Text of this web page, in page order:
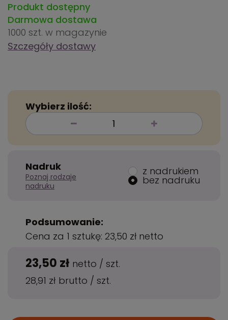
Produkt dostępny
Darmowa dostawa
1000 szt. w magazynie
Szczegóły dostawy
Wybierz ilość:
Nadruk
Poznaj rodzaje
nadruku
z nadrukiem
bez nadruku
Podsumowanie:
Cena za 1 sztukę: 23,50 zł netto
23,50 zł netto / szt.
28,91 zł brutto / szt.